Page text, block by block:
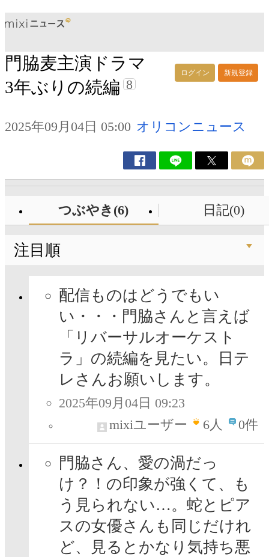
ログイン 新規登録
門脇麦主演ドラマ
3年ぶりの続編 8
2025年09月04日 05:00 オリコンニュース
つぶやき(6) 日記(0)
注目順
配信ものはどうでもい
い・・・門脇さんと言えば
「リバーサルオーケスト
ラ」の続編を見たい。日テ
レさんお願いします。
2025年09月04日 09:23
mixiユーザー
6人 0件
門脇さん、愛の渦だっ
け？！の印象が強くて、も
う見られない…。蛇とピア
スの女優さんも同じだけれ
ど、見るとかなり気持ち悪